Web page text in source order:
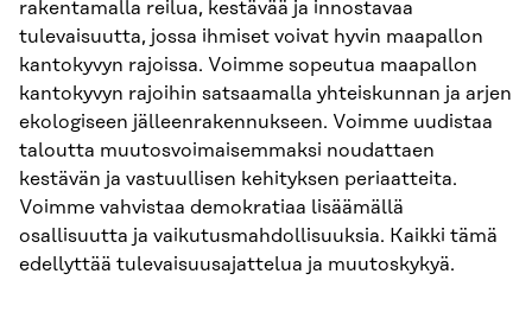
rakentamalla reilua, kestävää ja innostavaa
tulevaisuutta, jossa ihmiset voivat hyvin maapallon
kantokyvyn rajoissa. Voimme sopeutua maapallon
kantokyvyn rajoihin satsaamalla yhteiskunnan ja arjen
ekologiseen jälleenrakennukseen. Voimme uudistaa
taloutta muutosvoimaisemmaksi noudattaen
kestävän ja vastuullisen kehityksen periaatteita.
Voimme vahvistaa demokratiaa lisäämällä
osallisuutta ja vaikutusmahdollisuuksia. Kaikki tämä
edellyttää tulevaisuusajattelua ja muutoskykyä.